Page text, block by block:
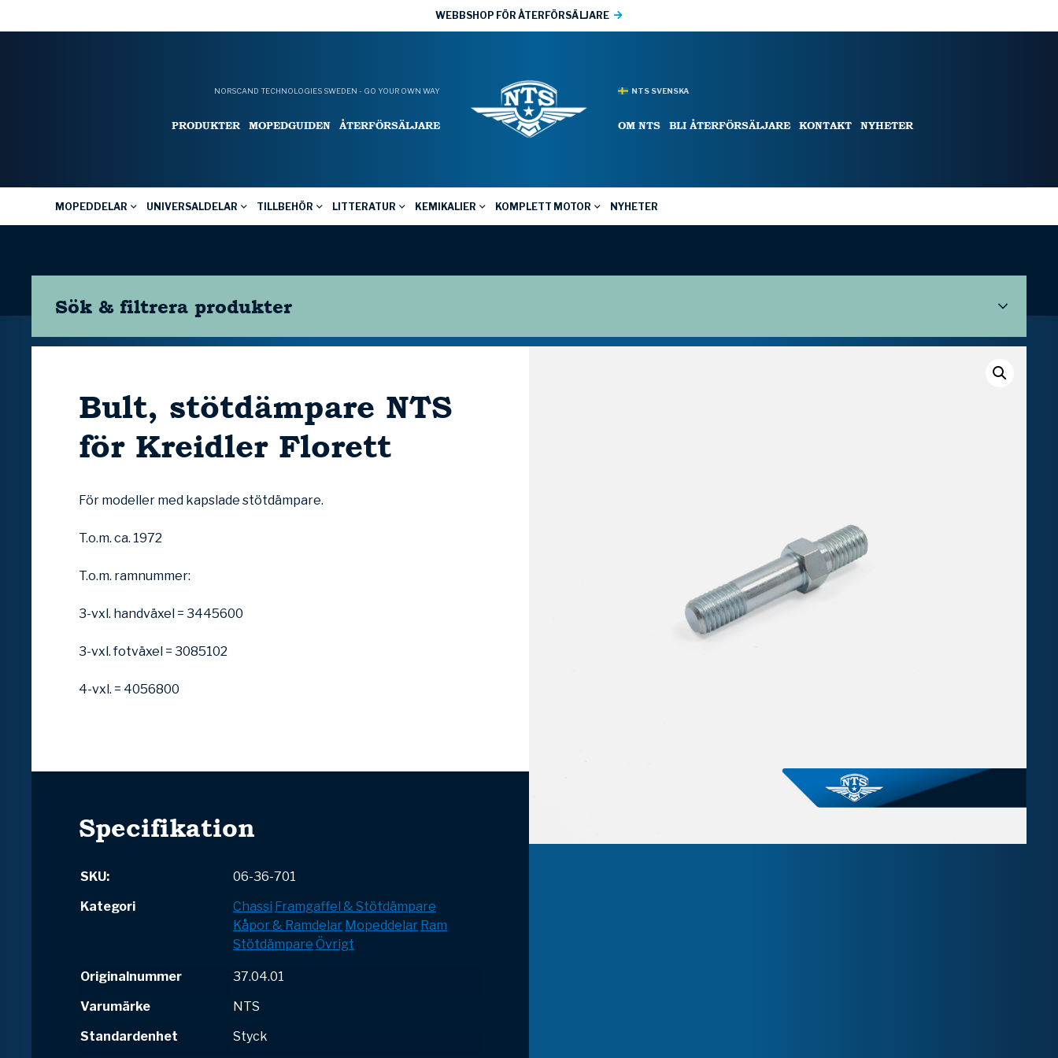
WEBBSHOP FÖR ÅTERFÖRSÄLJARE
NORSCAND TECHNOLOGIES SWEDEN - GO YOUR OWN WAY
PRODUKTER MOPEDGUIDEN ÅTERFÖRSÄLJARE
NTS SVENSKA
OM NTS BLI ÅTERFÖRSÄLJARE KONTAKT NYHETER
MOPEDDELAR UNIVERSALDELAR TILLBEHÖR LITTERATUR KEMIKALIER KOMPLETT MOTOR NYHETER
Sök & filtrera produkter
Bult, stötdämpare NTS
för Kreidler Florett
För modeller med kapslade stötdämpare.
T.o.m. ca. 1972
T.o.m. ramnummer:
3-vxl. handväxel = 3445600
3-vxl. fotväxel = 3085102
4-vxl. = 4056800
Specifikation
SKU:
06-36-701
Kategori
Chassi Framgaffel & Stötdämpare
Kåpor & Ramdelar Mopeddelar Ram
Stötdämpare Övrigt
Originalnummer
37.04.01
Varumärke
NTS
Standardenhet
Styck